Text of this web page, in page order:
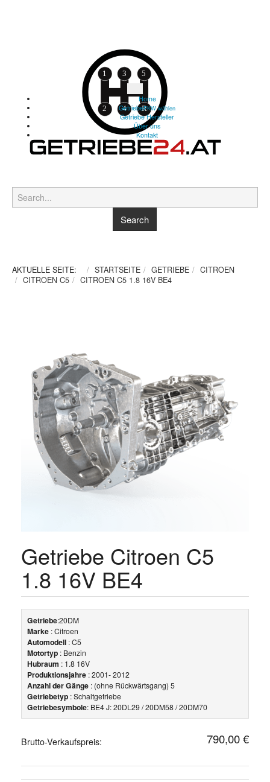
Home
GetriebePKW wählen
Getriebe Hersteller
Über uns
Kontakt
AKTUELLE SEITE: STARTSEITE GETRIEBE
CITROEN
CITROEN C5
CITROEN C5 1.8 16V BE4
Getriebe Citroen C5
1.8 16V BE4
Getriebe:20DM
Marke : Citroen
Automodell : C5
Motortyp : Benzin
Hubraum : 1.8 16V
Produktionsjahre : 2001- 2012
Anzahl der Gänge : (ohne Rückwärtsgang) 5
Getriebetyp : Schaltgetriebe
Getriebesymbole: BE4 J: 20DL29 / 20DM58 / 20DM70
Brutto-Verkaufspreis: 790,00 €